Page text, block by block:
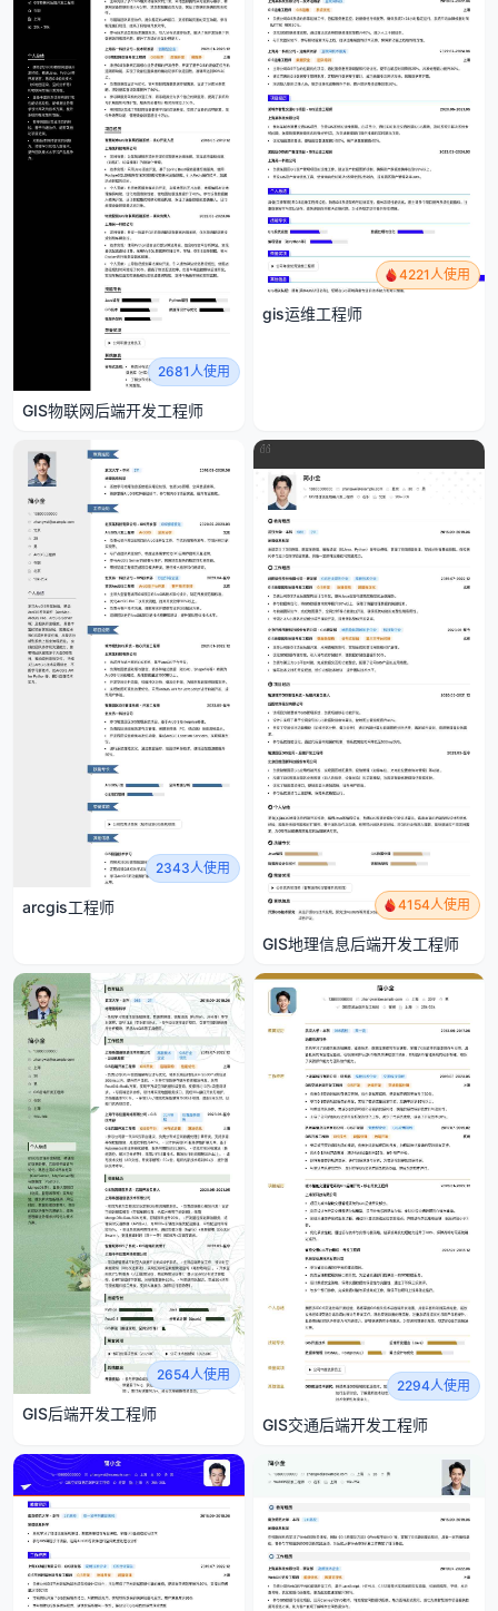
2681人使用
GIS物联网后端开发工程师
4221人使用
gis运维工程师
2343人使用
arcgis工程师 4154人使用
GIS地理信息后端开发工程师
2654人使用
GIS后端开发工程师
2294人使用
GIS交通后端开发工程师